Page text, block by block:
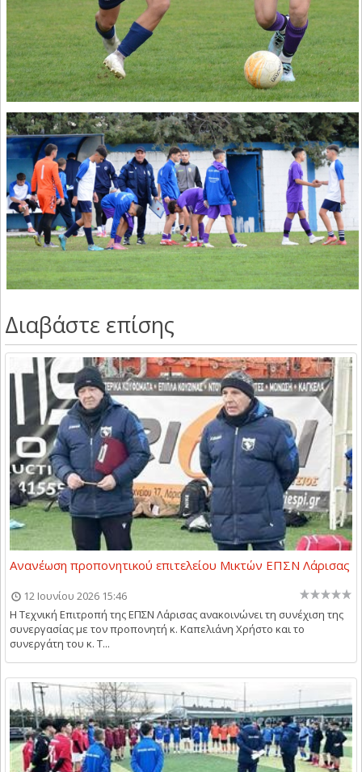
Διαβάστε επίσης
Ανανέωση προπονητικού επιτελείου Μικτών ΕΠΣΝ Λάρισας
12 Ιουνίου 2026 15:46
Η Τεχνική Επιτροπή της ΕΠΣΝ Λάρισας ανακοινώνει τη συνέχιση της
συνεργασίας με τον προπονητή κ. Καπελιάνη Χρήστο και το
συνεργάτη του κ. Τ...